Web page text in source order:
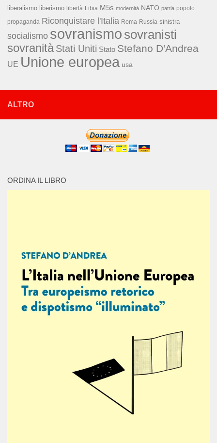
liberalismo liberismo libertà Libia M5s modernità NATO patria popolo
propaganda Riconquistare l'Italia Roma Russia sinistra
socialismo sovranismo sovranisti
sovranità Stati Uniti Stato Stefano D'Andrea
UE Unione europea usa
ALTRO
ORDINA IL LIBRO